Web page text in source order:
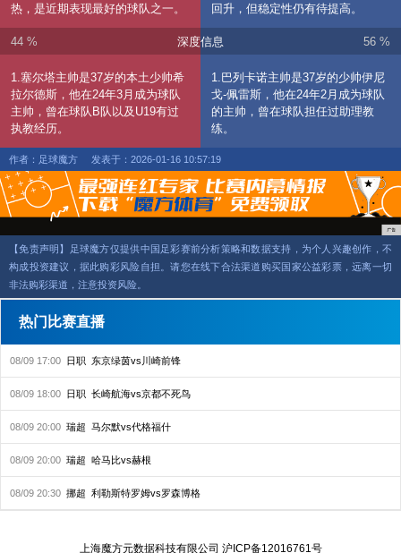
热，是近期表现最好的球队之一。
回升，但稳定性仍有待提高。
深度信息
44 %
1.塞尔塔主帅是37岁的本土少帅希
拉尔德斯，他在24年3月成为球队
主帅，曾在球队B队以及U19有过
执教经历。
56 %
1.巴列卡诺主帅是37岁的少帅伊尼
戈-佩雷斯，他在24年2月成为球队
的主帅，曾在球队担任过助理教
练。
作者：足球魔方 发表于：2026-01-16 10:57:19
【免责声明】足球魔方仅提供中国足彩赛前分析策略和数据支持，为个人兴趣创作，不
构成投资建议，据此购彩风险自担。请您在线下合法渠道购买国家公益彩票，远离一切
非法购彩渠道，注意投资风险。
热门比赛直播
08/09 17:00 日职 东京绿茵vs川崎前锋
08/09 18:00 日职 长崎航海vs京都不死鸟
08/09 20:00 瑞超 马尔默vs代格福什
08/09 20:00 瑞超 哈马比vs赫根
08/09 20:30 挪超 利勒斯特罗姆vs罗森博格
上海魔方元数据科技有限公司 沪ICP备12016761号